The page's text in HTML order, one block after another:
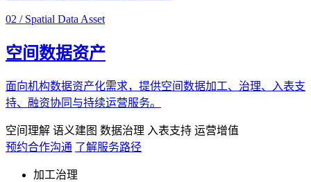
02 / Spatial Data Asset
空间数据资产
面向机构数据资产化需求，提供空间数据加工、治理、入表支
持、融资协同与持续运营服务。
空间理解 语义建图 数据治理 入表支持 运营增值
预约合作沟通 了解服务路径
加工治理